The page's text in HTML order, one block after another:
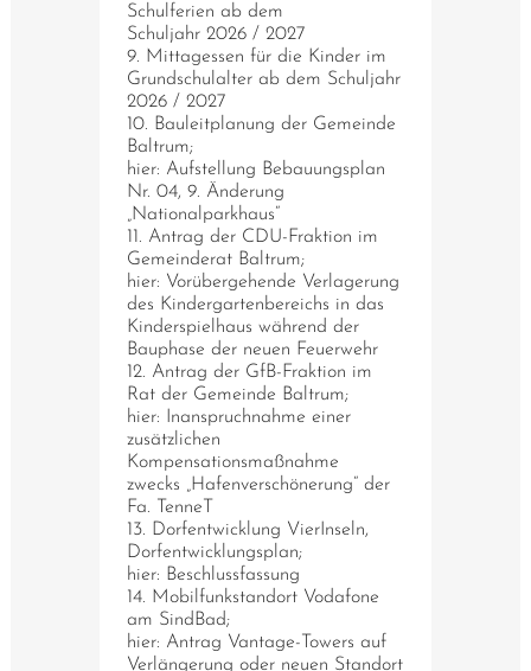
Schulferien ab dem
Schuljahr 2026 / 2027
9. Mittagessen für die Kinder im
Grundschulalter ab dem Schuljahr
2026 / 2027
10. Bauleitplanung der Gemeinde
Baltrum;
hier: Aufstellung Bebauungsplan
Nr. 04, 9. Änderung
„Nationalparkhaus“
11. Antrag der CDU-Fraktion im
Gemeinderat Baltrum;
hier: Vorübergehende Verlagerung
des Kindergartenbereichs in das
Kinderspielhaus während der
Bauphase der neuen Feuerwehr
12. Antrag der GfB-Fraktion im
Rat der Gemeinde Baltrum;
hier: Inanspruchnahme einer
zusätzlichen
Kompensationsmaßnahme
zwecks „Hafenverschönerung“ der
Fa. TenneT
13. Dorfentwicklung VierInseln,
Dorfentwicklungsplan;
hier: Beschlussfassung
14. Mobilfunkstandort Vodafone
am SindBad;
hier: Antrag Vantage-Towers auf
Verlängerung oder neuen Standort